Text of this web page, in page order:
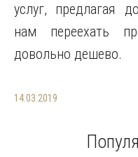
услуг, предлагая
нам переехать
довольно дешево.
14.03.2019